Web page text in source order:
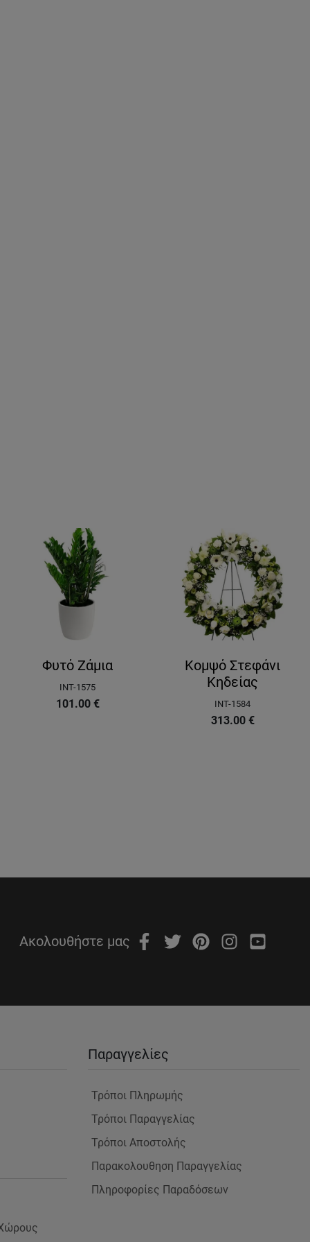
Φυτό Ζάμια
INT-1575
101.00 €
Κομψό Στεφάνι
Κηδείας
INT-1584
313.00 €
Ακολουθήστε μας
Παραγγελίες
Τρόποι Πληρωμής
Τρόποι Παραγγελίας
Τρόποι Αποστολής
Παρακολουθηση Παραγγελίας
Πληροφορίες Παραδόσεων